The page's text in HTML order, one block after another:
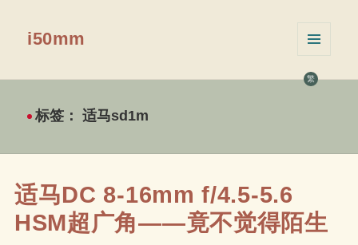
繁
i50mm
挂件
标签：适马sd1m
适马DC 8-16mm f/4.5-5.6
HSM超广角——竟不觉得陌生